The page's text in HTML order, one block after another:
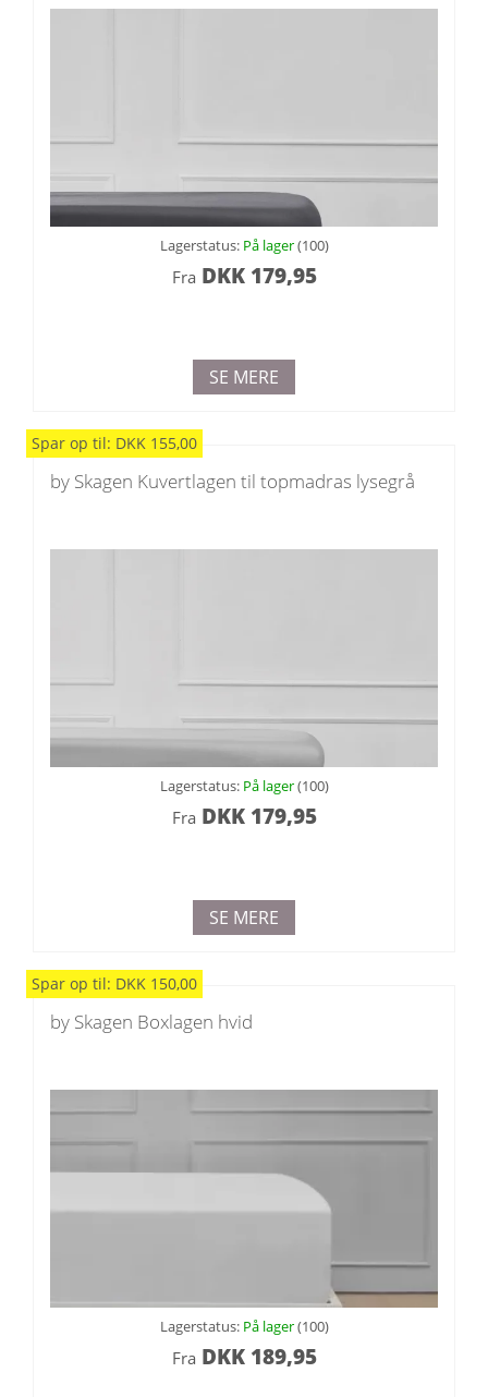
Lagerstatus: På lager(100)
Fra DKK179,95
SE MERE
Spar op til: DKK 155,00
by Skagen Kuvertlagen til topmadras lysegrå
Lagerstatus: På lager(100)
Fra DKK179,95
SE MERE
Spar op til: DKK 150,00
by Skagen Boxlagen hvid
Lagerstatus: På lager(100)
Fra DKK189,95